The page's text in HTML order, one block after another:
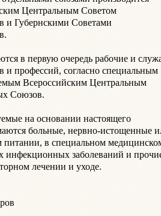
Центральным Советом
и Губернскими Советами
в первую очередь рабочие и
и профессий, согласно специальным
Всероссийским Центральным
Союзов.
на основании настоящего
больные, нервно-истощенные
в специальном
инфекционных заболеваний и
лечении и уходе.